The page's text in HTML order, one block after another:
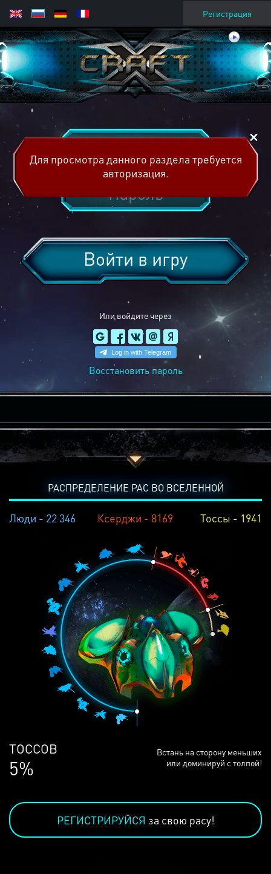
Регистрация
Или войдите через
Войти в игру
Восстановить пароль
Для просмотра данного раздела требуется
авторизация.
РАСПРЕДЕЛЕНИЕ РАС ВО ВСЕЛЕННОЙ
Люди - 22 346 Ксерджи - 8169 Тоссы - 1941
ЛЮДЕЙ
68%
Встань на сторону меньших
или доминируй с толпой!
РЕГИСТРИРУЙСЯ за свою расу!